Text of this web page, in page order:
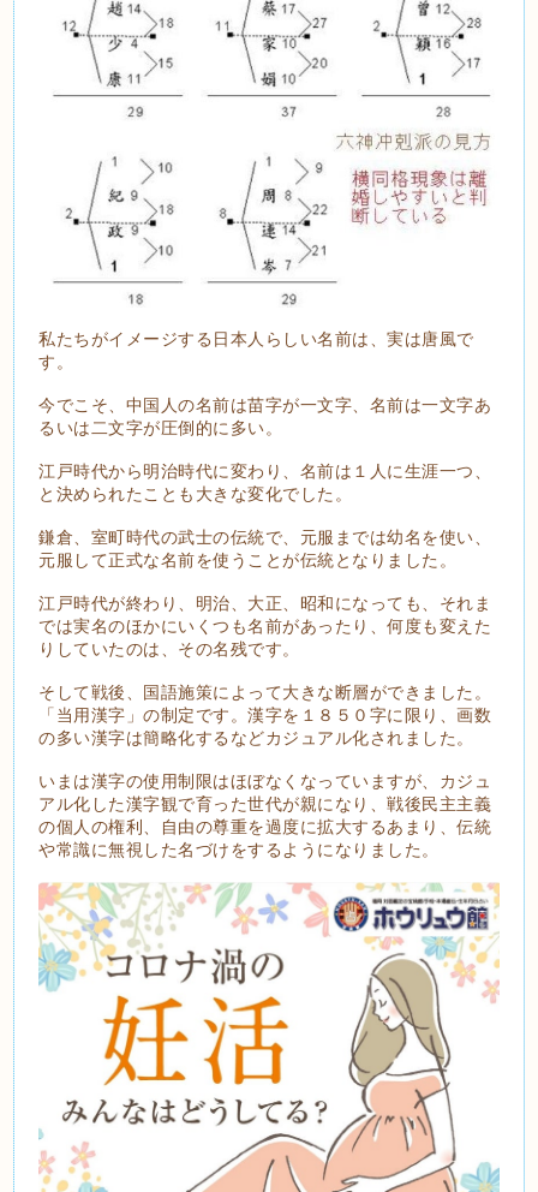
私たちがイメージする日本人らしい名前は、実は唐風で
す。
今でこそ、中国人の名前は苗字が一文字、名前は一文字あ
るいは二文字が圧倒的に多い。
江戸時代から明治時代に変わり、名前は１人に生涯一つ、
と決められたことも大きな変化でした。
鎌倉、室町時代の武士の伝統で、元服までは幼名を使い、
元服して正式な名前を使うことが伝統となりました。
江戸時代が終わり、明治、大正、昭和になっても、それま
では実名のほかにいくつも名前があったり、何度も変えた
りしていたのは、その名残です。
そして戦後、国語施策によって大きな断層ができました。
「当用漢字」の制定です。漢字を１８５０字に限り、画数
の多い漢字は簡略化するなどカジュアル化されました。
いまは漢字の使用制限はほぼなくなっていますが、カジュ
アル化した漢字観で育った世代が親になり、戦後民主主義
の個人の権利、自由の尊重を過度に拡大するあまり、伝統
や常識に無視した名づけをするようになりました。